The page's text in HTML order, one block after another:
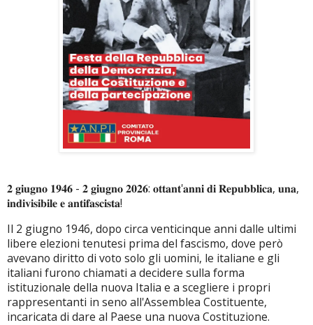
𝟐 𝐠𝐢𝐮𝐠𝐧𝐨 𝟏𝟗𝟒𝟔 - 𝟐 𝐠𝐢𝐮𝐠𝐧𝐨 𝟐𝟎𝟐𝟔: 𝐨𝐭𝐭𝐚𝐧𝐭'𝐚𝐧𝐧𝐢 𝐝𝐢 𝐑𝐞𝐩𝐮𝐛𝐛𝐥𝐢𝐜𝐚, 𝐮𝐧𝐚,
𝐢𝐧𝐝𝐢𝐯𝐢𝐬𝐢𝐛𝐢𝐥𝐞 𝐞 𝐚𝐧𝐭𝐢𝐟𝐚𝐬𝐜𝐢𝐬𝐭𝐚!
Il 2 giugno 1946, dopo circa venticinque anni dalle ultimi
libere elezioni tenutesi prima del fascismo, dove però
avevano diritto di voto solo gli uomini, le italiane e gli
italiani furono chiamati a decidere sulla forma
istituzionale della nuova Italia e a scegliere i propri
rappresentanti in seno all'Assemblea Costituente,
incaricata di dare al Paese una nuova Costituzione.